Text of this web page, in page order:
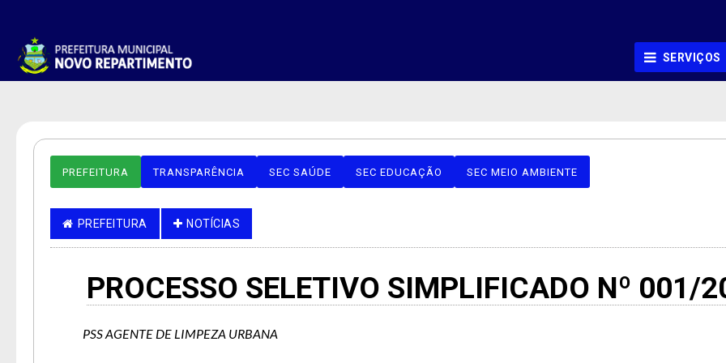
SERVIÇOS
PREFEITURA TRANSPARÊNCIA SEC SAÚDE SEC EDUCAÇÃO SEC MEIO AMBIENTE
PREFEITURA NOTÍCIAS
PROCESSO SELETIVO SIMPLIFICADO Nº 001/
PSS AGENTE DE LIMPEZA URBANA